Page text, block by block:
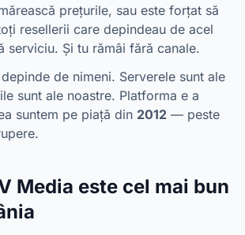
prețurile, sau este forțat să
resellerii care depindeau de acel
serviciu. Și tu rămâi fără canale.
de nimeni. Serverele sunt ale
sunt ale noastre. Platforma e a
suntem pe piață din 2012 — peste
Media este cel mai bun